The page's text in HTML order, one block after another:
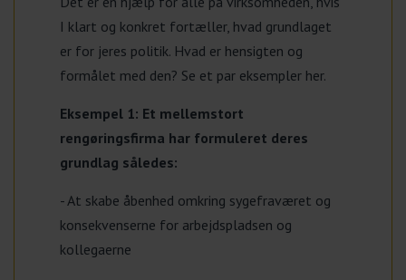
I klart og konkret fortæller, hvad grundlaget
er for jeres politik. Hvad er hensigten og
formålet med den? Se et par eksempler her.
Eksempel 1: Et mellemstort
rengøringsfirma har formuleret deres
grundlag således:
- At skabe åbenhed omkring sygefraværet og
konsekvenserne for arbejdspladsen og
kollegaerne